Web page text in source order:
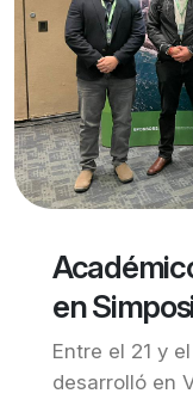
en
Entre el 21 y
desarrolló en